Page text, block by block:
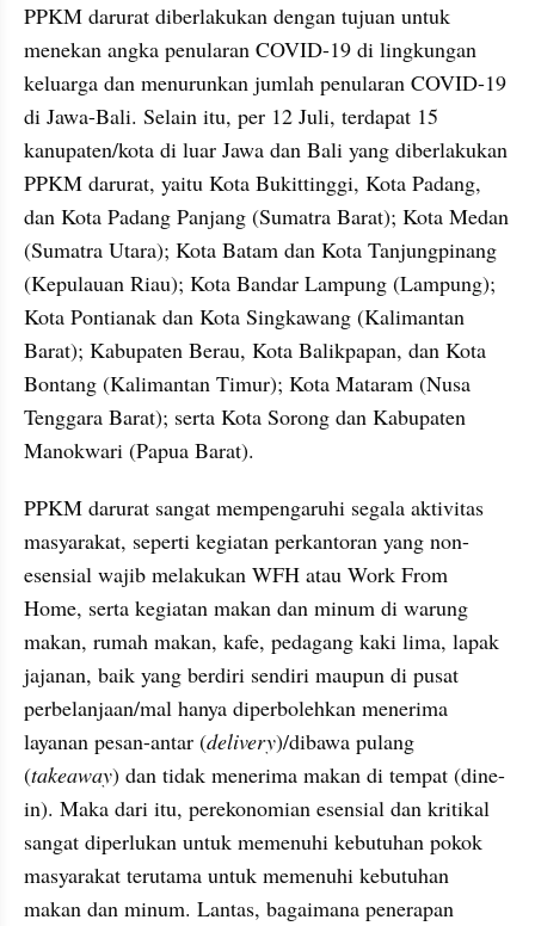
PPKM darurat diberlakukan dengan tujuan untuk
menekan angka penularan COVID-19 di lingkungan
keluarga dan menurunkan jumlah penularan COVID-19
di Jawa-Bali. Selain itu, per 12 Juli, terdapat 15
kanupaten/kota di luar Jawa dan Bali yang diberlakukan
PPKM darurat, yaitu Kota Bukittinggi, Kota Padang,
dan Kota Padang Panjang (Sumatra Barat); Kota Medan
(Sumatra Utara); Kota Batam dan Kota Tanjungpinang
(Kepulauan Riau); Kota Bandar Lampung (Lampung);
Kota Pontianak dan Kota Singkawang (Kalimantan
Barat); Kabupaten Berau, Kota Balikpapan, dan Kota
Bontang (Kalimantan Timur); Kota Mataram (Nusa
Tenggara Barat); serta Kota Sorong dan Kabupaten
Manokwari (Papua Barat).
PPKM darurat sangat mempengaruhi segala aktivitas
masyarakat, seperti kegiatan perkantoran yang non-
esensial wajib melakukan WFH atau Work From
Home, serta kegiatan makan dan minum di warung
makan, rumah makan, kafe, pedagang kaki lima, lapak
jajanan, baik yang berdiri sendiri maupun di pusat
perbelanjaan/mal hanya diperbolehkan menerima
layanan pesan-antar (delivery)/dibawa pulang
(takeaway) dan tidak menerima makan di tempat (dine-
in). Maka dari itu, perekonomian esensial dan kritikal
sangat diperlukan untuk memenuhi kebutuhan pokok
masyarakat terutama untuk memenuhi kebutuhan
makan dan minum. Lantas, bagaimana penerapan